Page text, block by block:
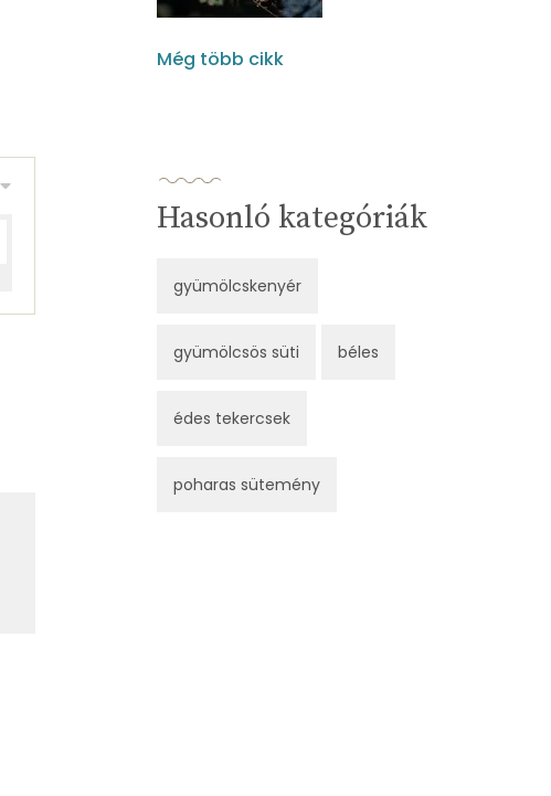
Még több cikk
Hasonló kategóriák
gyümölcskenyér
gyümölcsös süti béles
édes tekercsek
poharas sütemény